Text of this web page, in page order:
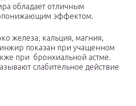
обладает отличным
эффектом.
железа, кальция, магния,
показан при учащенном
при бронхиальной астме.
слабительное действие